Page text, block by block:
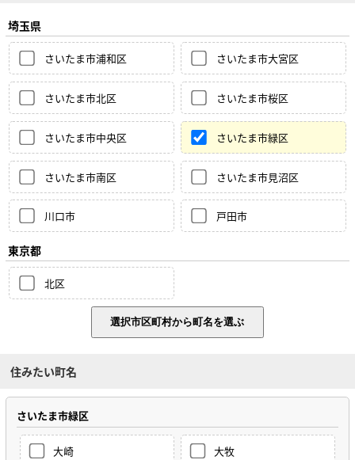
埼玉県
さいたま市浦和区 さいたま市大宮区
さいたま市北区 さいたま市桜区
さいたま市中央区 さいたま市緑区
さいたま市南区 さいたま市見沼区
川口市 戸田市
東京都
北区
住みたい町名
さいたま市緑区
大崎 大牧